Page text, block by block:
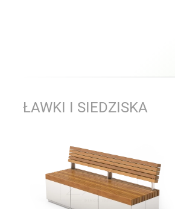
ŁAWKI I SIEDZISKA